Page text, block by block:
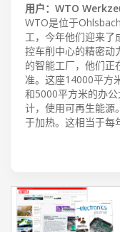
用户：WTO
WTO是位于
工，今年他们迎来了
控车削中心的精密动
的智能工厂，他们正
准。这座14000平方
和5000平方米的办
计，使用可再生能源
于加热。这相当于每